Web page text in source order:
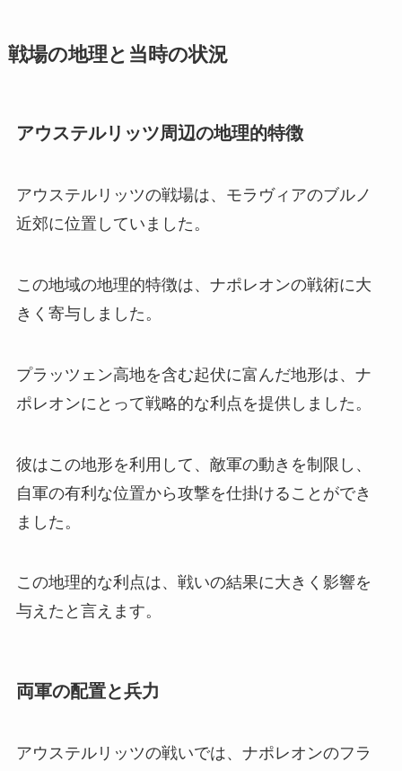
戦場の地理と当時の状況
アウステルリッツ周辺の地理的特徴
アウステルリッツの戦場は、モラヴィアのブルノ
近郊に位置していました。
この地域の地理的特徴は、ナポレオンの戦術に大
きく寄与しました。
プラッツェン高地を含む起伏に富んだ地形は、ナ
ポレオンにとって戦略的な利点を提供しました。
彼はこの地形を利用して、敵軍の動きを制限し、
自軍の有利な位置から攻撃を仕掛けることができ
ました。
この地理的な利点は、戦いの結果に大きく影響を
与えたと言えます。
両軍の配置と兵力
アウステルリッツの戦いでは、ナポレオンのフラ